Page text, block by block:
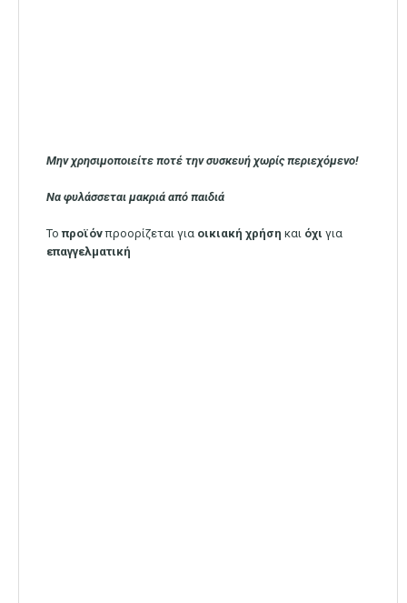
Μην χρησιμοποιείτε ποτέ την συσκευή χωρίς περιεχόμενο!
Να φυλάσσεται μακριά από παιδιά
Τοπροϊόνπροορίζεται για οικιακή χρήση και όχι για
επαγγελματική